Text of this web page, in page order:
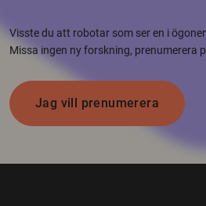
Visste du att robotar som ser en i
Missa ingen ny forskning, prenumerera
Jag vill prenumerera